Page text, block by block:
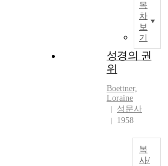
목
차
보
기
성경의 권
위
Boettner,
Loraine
성문사
1958
복
사/